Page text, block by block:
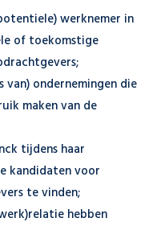
werknemer in
of toekomstige
ondernemingen die
maken van de
tijdens haar
kandidaten voor
te vinden;
hebben